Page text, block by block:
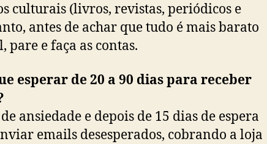
culturais (livros, revistas, periódicos e
antes de achar que tudo é mais barato
pare e faça as contas.
esperar de 20 a 90 dias para receber
ansiedade e depois de 15 dias de espera
emails desesperados, cobrando a loja